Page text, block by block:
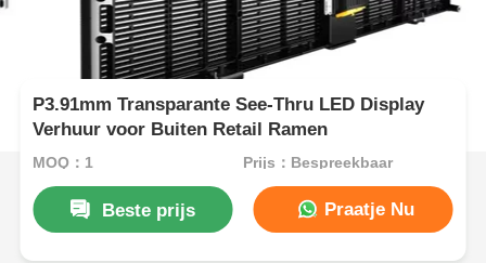
P3.91mm Transparante See-Thru LED Display
Verhuur voor Buiten Retail Ramen
MOQ：1 Prijs：Bespreekbaar
Beste prijs Praatje Nu